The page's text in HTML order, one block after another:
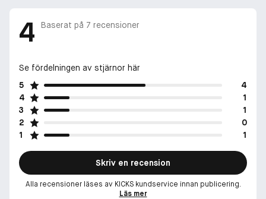
4 Baserat på 7 recensioner
Se fördelningen av stjärnor här
5
4
4
1
3
1
2
0
1
1
Skriv en recension
Alla recensioner läses av KICKS kundservice innan publicering.
Läs mer